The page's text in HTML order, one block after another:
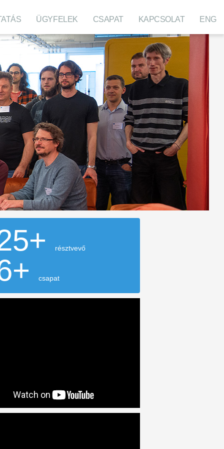
ÜGYFELEK CSAPAT KAPCSOLAT ENG
résztvevő
csapat